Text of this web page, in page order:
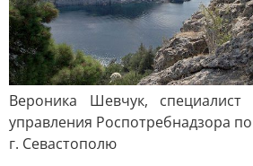
Вероника Шевчук, специалист
управления Роспотребнадзора
г. Севастополю